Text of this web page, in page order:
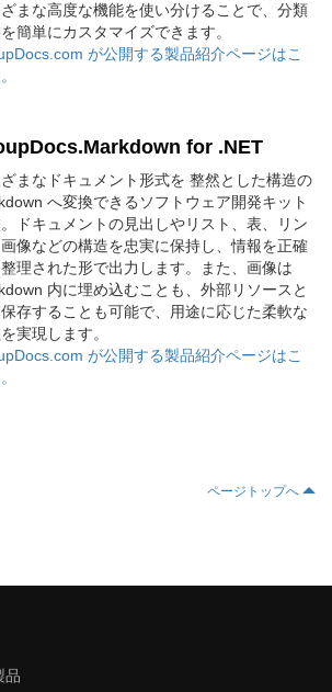
まな高度な機能を使い分けることで、分類
簡単にカスタマイズできます。
が公開する製品紹介ページはこ
for .NET
まなドキュメント形式を 整然とした構造の
へ変換できるソフトウェア開発キット
ドキュメントの見出しやリスト、表、リン
像などの構造を忠実に保持し、情報を正確
理された形で出力します。また、画像は
内に埋め込むことも、外部リソースと
保存することも可能で、用途に応じた柔軟な
実現します。
が公開する製品紹介ページはこ
ページトップへ
品